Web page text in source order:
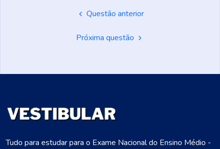
Questão anterior
Próxima questão
Tudo para estudar para o Exame Nacional do Ensino Médio -